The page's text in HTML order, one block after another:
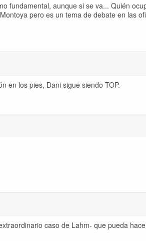
fundamental, aunque si se va... Quién
pero es un tema de debate en las
en los pies, Dani sigue siendo TOP.
caso de Lahm- que pueda